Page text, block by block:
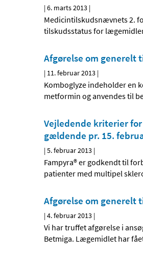
|6. marts 2013 |
Medicintilskudsnævnets 2.
tilskudsstatus for
Afgørelse om generelt
| 11. februar 2013 |
Komboglyze indeholder en
metformin og anvendes til
Vejledende kriterier
gældende pr. 15.
|5. februar 2013 |
Fampyra® er godkendt til
patienter med multipel
Afgørelse om generelt
|4. februar 2013 |
Vi har truffet afgørelse i
Betmiga. Lægemidlet har